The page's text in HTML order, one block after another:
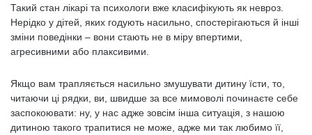
Такий стан лікарі та психологи вже класифікують як невроз.
Нерідко у дітей, яких годують насильно, спостерігаються й інші
зміни поведінки – вони стають не в міру впертими,
агресивними або плаксивими.
Якщо вам трапляється насильно змушувати дитину їсти, то,
читаючи ці рядки, ви, швидше за все мимоволі починаєте себе
заспокоювати: ну, у нас адже зовсім інша ситуація, з нашою
дитиною такого трапитися не може, адже ми так любимо її,